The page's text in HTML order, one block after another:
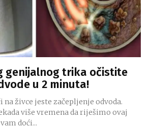
genijalnog trika očistite
u 2 minuta!
na živce jeste začepljenje odvoda.
više vremena da riješimo ovaj
doći...